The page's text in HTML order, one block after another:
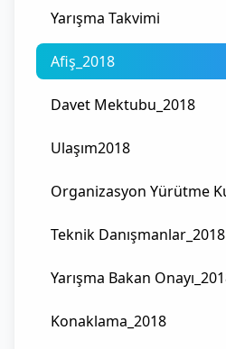
Yarışma Takvimi
Afiş_2018
Davet Mektubu_2018
Ulaşım2018
Organizasyon Yürütme
Teknik Danışmanlar_2018
Yarışma Bakan
Konaklama_2018